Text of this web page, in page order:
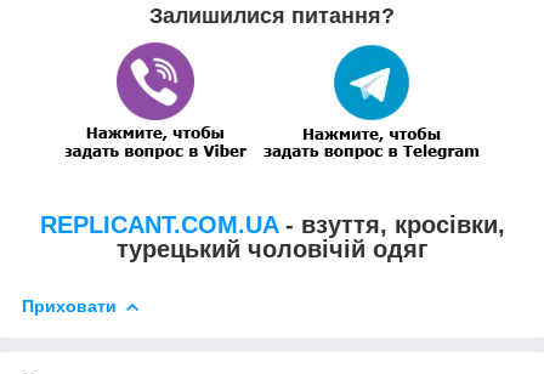
Залишилися питання?
REPLICANT.COM.UA - взуття, кросівки,
турецький чоловічій одяг
Приховати